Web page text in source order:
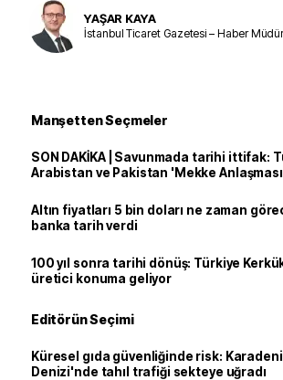
YAŞAR KAYA
İstanbul Ticaret Gazetesi – Haber
Manşetten Seçmeler
SON DAKİKA | Savunmada tarihi ittifak:
Arabistan ve Pakistan 'Mekke
Altın fiyatları 5 bin doları ne zaman
banka tarih verdi
100 yıl sonra tarihi dönüş: Türkiye
üretici konuma geliyor
Editörün Seçimi
Küresel gıda güvenliğinde risk:
Denizi'nde tahıl trafiği sekteye uğradı